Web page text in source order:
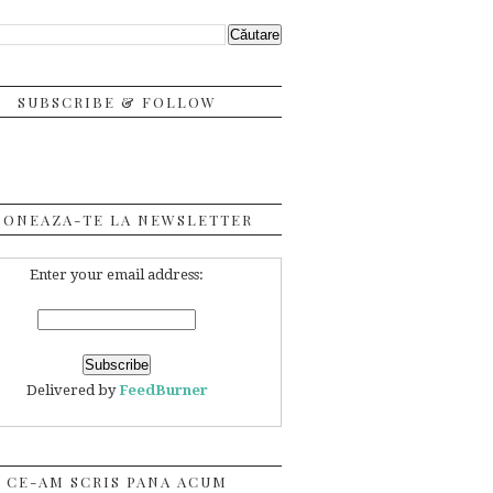
SUBSCRIBE & FOLLOW
TE LA NEWSLETTER
Enter your email address:
Delivered byFeedBurner
CE-AM SCRIS PANA ACUM